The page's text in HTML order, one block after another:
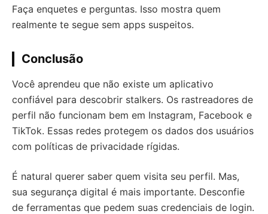
Faça enquetes e perguntas. Isso mostra quem
realmente te segue sem apps suspeitos.
Conclusão
Você aprendeu que não existe um aplicativo
confiável para descobrir stalkers. Os rastreadores de
perfil não funcionam bem em Instagram, Facebook e
TikTok. Essas redes protegem os dados dos usuários
com políticas de privacidade rígidas.
É natural querer saber quem visita seu perfil. Mas,
sua segurança digital é mais importante. Desconfie
de ferramentas que pedem suas credenciais de login.